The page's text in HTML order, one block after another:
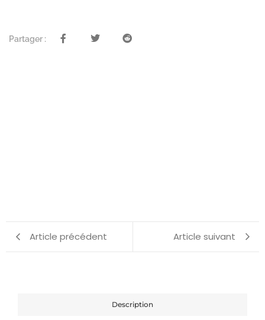
Partager :
Article précédent Article suivant
Description